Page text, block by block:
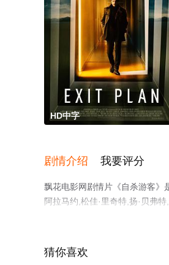
HD中字
剧情介绍 我要评分
飘花电影网剧情片《自杀游客》
阿拉马约,松佳·里奇特,扬·贝弗
林,Peder,Thomas,Pedersen,珀
猜你喜欢